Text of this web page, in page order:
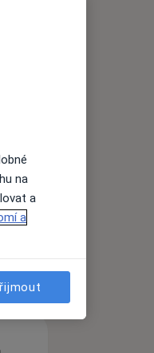
na
a
a